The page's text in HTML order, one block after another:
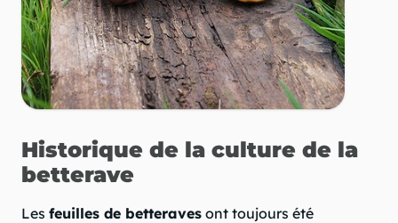
Historique de la culture de la
betterave
Les feuilles de betteraves ont toujours été